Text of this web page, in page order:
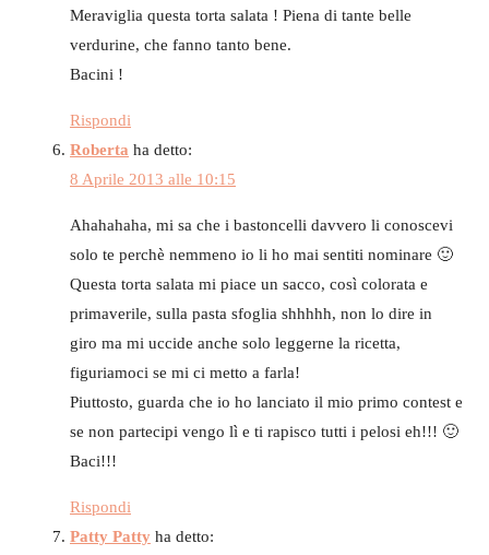
Meraviglia questa torta salata ! Piena di tante belle
verdurine, che fanno tanto bene.
Bacini !
Rispondi
Roberta ha detto:
8 Aprile 2013 alle 10:15
Ahahahaha, mi sa che i bastoncelli davvero li conoscevi
solo te perchè nemmeno io li ho mai sentiti nominare 🙂
Questa torta salata mi piace un sacco, così colorata e
primaverile, sulla pasta sfoglia shhhhh, non lo dire in
giro ma mi uccide anche solo leggerne la ricetta,
figuriamoci se mi ci metto a farla!
Piuttosto, guarda che io ho lanciato il mio primo contest e
se non partecipi vengo lì e ti rapisco tutti i pelosi eh!!! 🙂
Baci!!!
Rispondi
Patty Patty ha detto: